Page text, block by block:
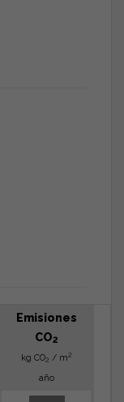
Emisiones
CO2
kg CO2 / m2
año